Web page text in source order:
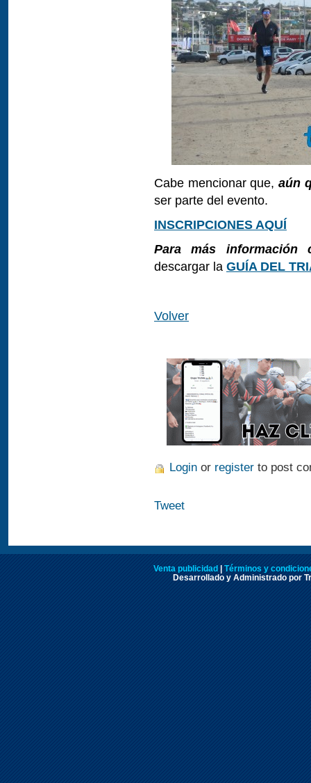
Cabe mencionar que,aún
ser parte del evento.
INSCRIPCIONES AQUÍ
Para más información
descargar la GUÍA DEL
Volver
Login or register to post
Tweet
Venta publicidad | Términos y
Desarrollado y Administrado por